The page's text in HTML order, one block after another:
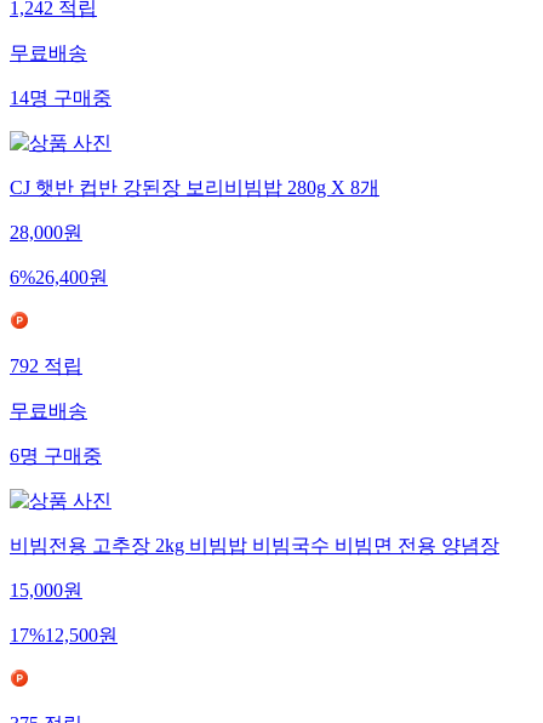
1,242적립
무료배송
14명구매중
CJ 햇반 컵반 강된장 보리비빔밥 280g X 8개
28,000원
6%26,400원
792적립
무료배송
6명구매중
비빔전용 고추장 2kg 비빔밥 비빔국수 비빔면 전용 양념장
15,000원
17%12,500원